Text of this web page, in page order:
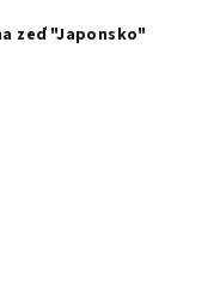
zeď "Japonsko"